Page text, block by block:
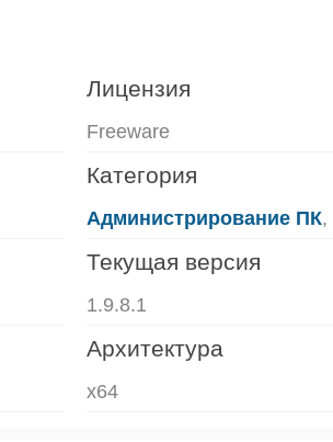
Лицензия
Freeware
Категория
Администрирование ПК,
Текущая версия
1.9.8.1
Архитектура
x64